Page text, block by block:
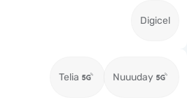
Digicel
Telia Nuuuday